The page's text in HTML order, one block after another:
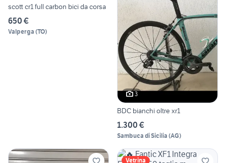
scott cr1 full carbon bici da corsa
650 €
Valperga (TO)
3
BDC bianchi oltre xr1
1.300 €
Sambuca di Sicilia (AG)
Vetrina